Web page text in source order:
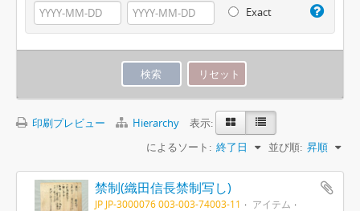
Exact
印刷プレビュー Hierarchy
表示:
によるソート: 終了日 並び順: 昇順
禁制(織田信長禁制写し)
JP JP-3000076 003-003-74003-11
アイテム